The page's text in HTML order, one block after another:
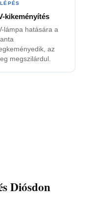
kikeményítés
lámpa hatására a
az
megszilárdul.
Diósdon